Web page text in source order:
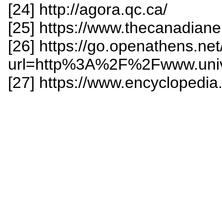
[24] http://agora.qc.ca/
[25] https://
[26] https://
[27] https://